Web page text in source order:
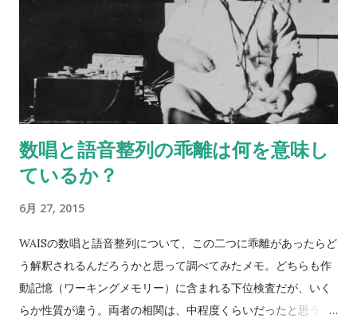
数唱と語音整列の乖離は何を意味し
ているか？
6月 27, 2015
WAISの数唱と語音整列について、この二つに乖離があったらど
う解釈されるんだろうかと思って調べてみたメモ。どちらも作
動記憶（ワーキングメモリー）に含まれる下位検査だが、いく
らか性質が違う。両者の相関は、中程度くらいだったと思う。